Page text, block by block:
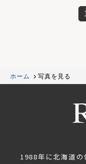
ホーム 写真を見る
1988年に北海道の